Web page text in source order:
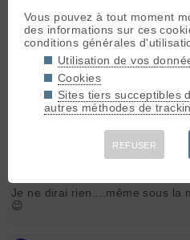
Font un carton.
Alors, dévoilons
Les arcanes de notre
Pourquoi celui-ci plutôt qu'un
Pourquoi pas un autre plutôt
Voudriez-vous nous le dire ici ?
Dites-nous tout, sauf les secrets
Que je vous encourage à bien
Je ne dirai rien....même sous la
😉
Vous pouvez à tout moment
des informations sur ces
conditions générales
Utilisation de vos
Cookies
Sites tiers succeptibles
autres méthodes de
REFUSER